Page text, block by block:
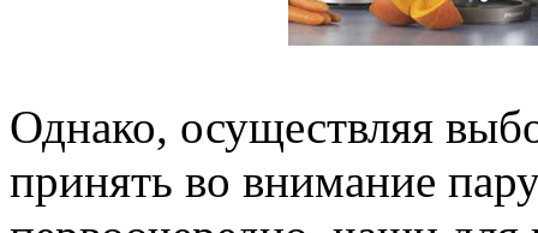
Однако, осуществляя
принять во внимание